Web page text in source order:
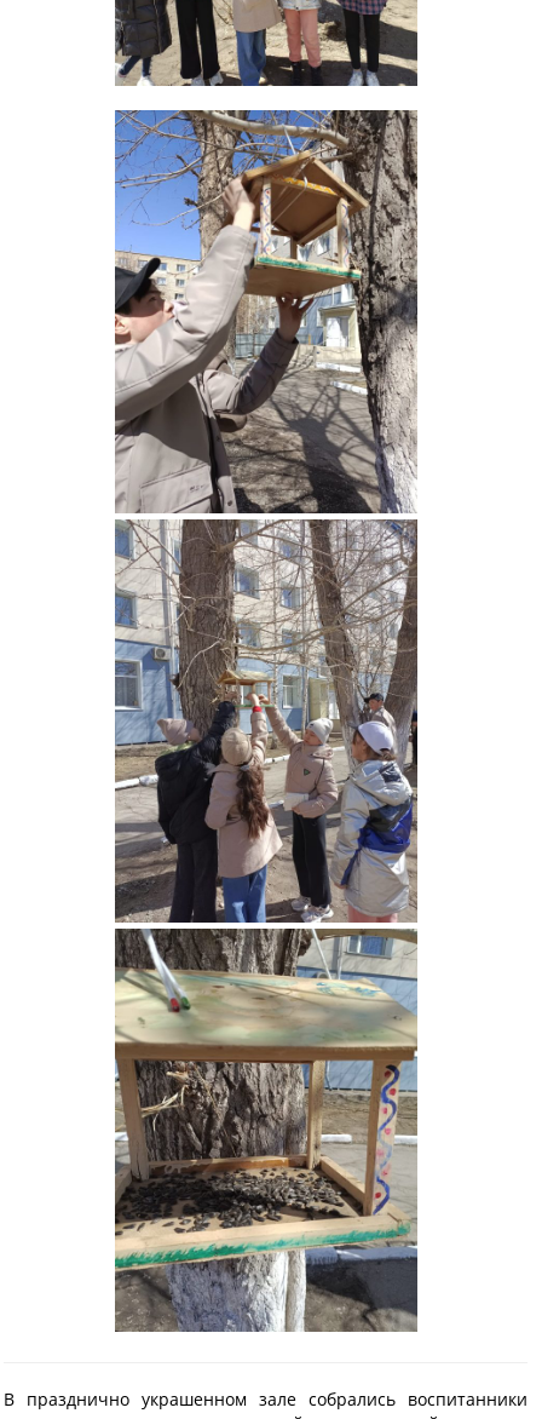
В празднично украшенном зале собрались воспитанники